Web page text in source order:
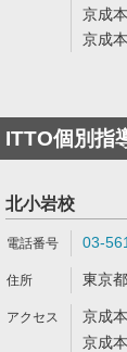
京成
京成
ITTO個別指
北小岩校
03-
東京
京成
京成